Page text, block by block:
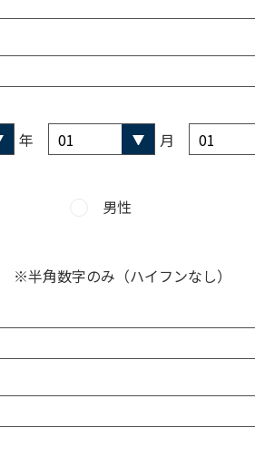
年 月
男性
※半角数字のみ（ハイフンなし）